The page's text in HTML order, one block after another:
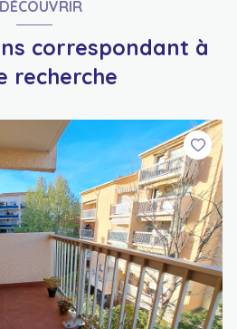
correspondant à
recherche